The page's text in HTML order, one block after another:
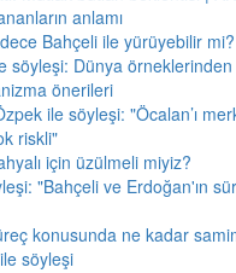
anlamı
Bahçeli ile yürüyebilir mi?
söyleşi: Dünya
önerileri
ile söyleşi: "Öcalan’ı
riskli"
için üzülmeli miyiz?
"Bahçeli ve Erdoğan'ın
konusunda ne kadar
söyleşi